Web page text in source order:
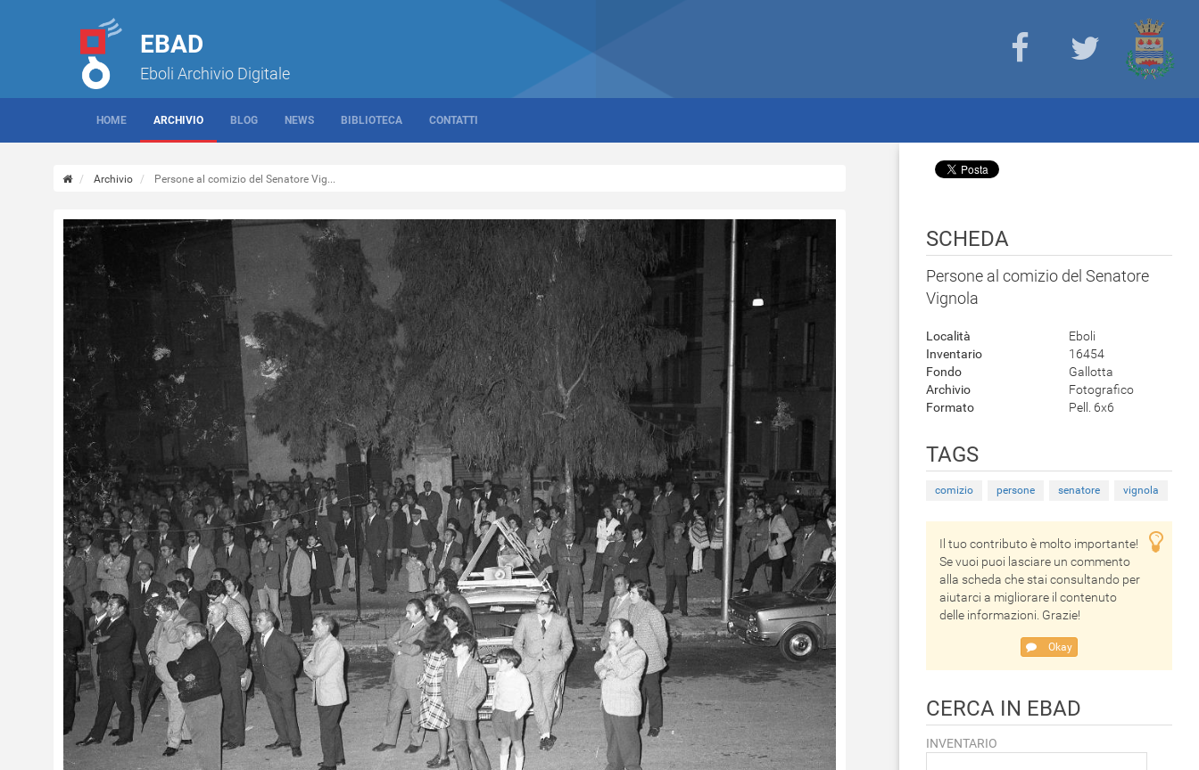
EBAD
Eboli Archivio Digitale
HOME ARCHIVIO BLOG NEWS BIBLIOTECA CONTATTI
Archivio Persone al comizio del Senatore Vig...
SCHEDA
Persone al comizio del Senatore
Vignola
Località
Eboli
Inventario
16454
Fondo
Gallotta
Archivio
Fotografico
Formato
Pell. 6x6
TAGS
comizio persone senatore vignola
Il tuo contributo è molto importante!
Se vuoi puoi lasciare un commento
alla scheda che stai consultando per
aiutarci a migliorare il contenuto
delle informazioni. Grazie!
Okay
CERCA IN EBAD
INVENTARIO